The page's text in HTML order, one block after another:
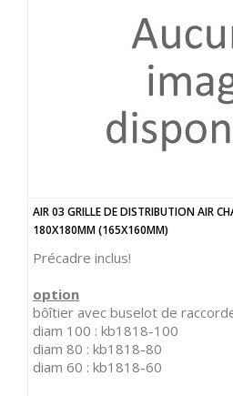
AIR 03 GRILLE DE DISTRIBUTION AIR
180X180MM (165X160MM)
Précadre inclus!
option
bôîtier avec buselot de
diam 100 : kb1818-100
diam 80 : kb1818-80
diam 60 : kb1818-60